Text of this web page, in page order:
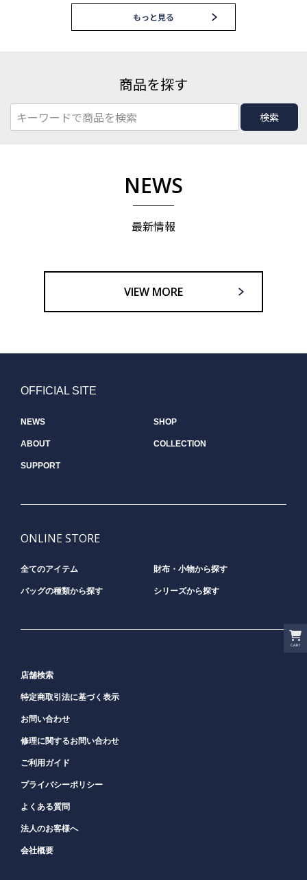
CART
もっと見る
商品を探す
検索
NEWS
最新情報
VIEW MORE
OFFICIAL SITE
NEWS SHOP
ABOUT COLLECTION
SUPPORT
ONLINE STORE
全てのアイテム 財布・小物から探す
バッグの種類から探す シリーズから探す
店舗検索
特定商取引法に基づく表示
お問い合わせ
修理に関するお問い合わせ
ご利用ガイド
プライバシーポリシー
よくある質問
法人のお客様へ
会社概要